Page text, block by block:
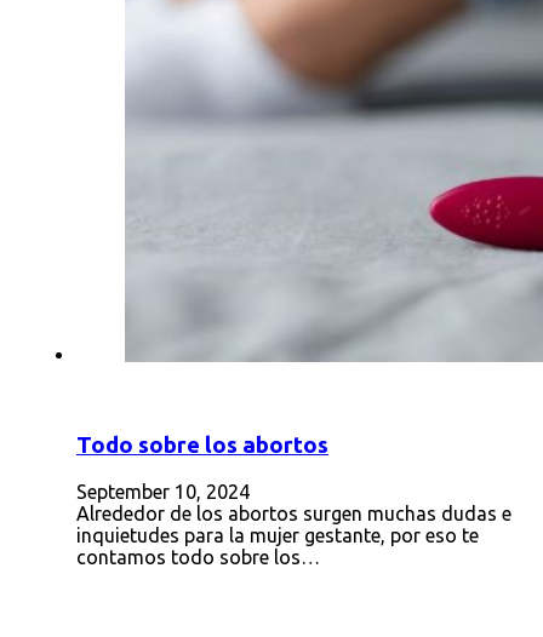
Todo sobre los abortos
September 10, 2024
Alrededor de los abortos surgen muchas dudas e
inquietudes para la mujer gestante, por eso te
contamos todo sobre los…